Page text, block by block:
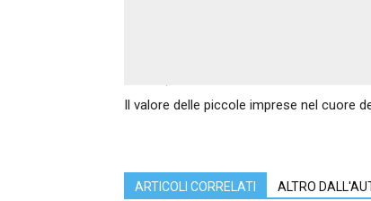
Il valore delle piccole imprese nel cuore
ARTICOLI CORRELATI ALTRO